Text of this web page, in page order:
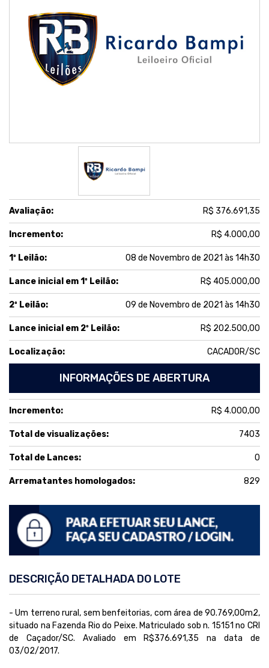
Avaliação: R$ 376.691,35
Incremento: R$ 4.000,00
1º Leilão: 08 de Novembro de 2021 às 14h30
Lance inicial em 1º Leilão: R$ 405.000,00
2º Leilão: 09 de Novembro de 2021 às 14h30
Lance inicial em 2º Leilão: R$ 202.500,00
Localização: CACADOR/SC
INFORMAÇÕES DE ABERTURA
Incremento: R$ 4.000,00
Total de visualizações: 7403
Total de Lances: 0
Arrematantes homologados: 829
DESCRIÇÃO DETALHADA DO LOTE
- Um terreno rural, sem benfeitorias, com área de 90.769,00m2,
situado na Fazenda Rio do Peixe. Matriculado sob n. 15151 no CRI
de Caçador/SC. Avaliado em R$376.691,35 na data de
03/02/2017.